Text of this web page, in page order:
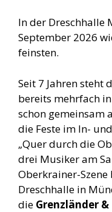
In der Dreschhalle
September 2026
feinsten.
Seit 7 Jahren steht
bereits mehrfach
schon gemeinsam
die Feste im In-
„Quer durch die
drei Musiker am
Oberkrainer-
Dreschhalle in
die Grenzländer